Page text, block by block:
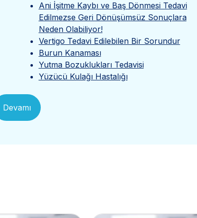
Ani İşitme Kaybı ve Baş Dönmesi Tedavi
Edilmezse Geri Dönüşümsüz Sonuçlara
Neden Olabiliyor!
Vertigo Tedavi Edilebilen Bir Sorundur
Burun Kanaması
Yutma Bozuklukları Tedavisi
Yüzücü Kulağı Hastalığı
Devamı